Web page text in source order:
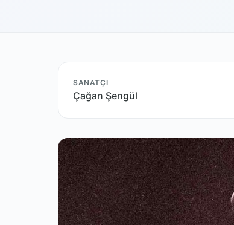
SANATÇI
Çağan Şengül